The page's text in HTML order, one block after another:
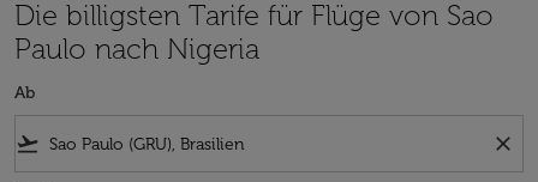
Die billigsten Tarife für Flüge von Sao
Paulo nach Nigeria
Ab
flight_takeoff close